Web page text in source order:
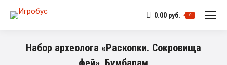
0.00 руб. 0
Набор археолога «Раскопки. Сокровища